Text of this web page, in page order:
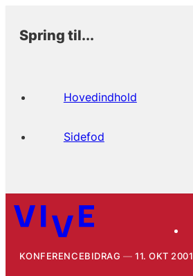
Spring til...
Hovedindhold
Sidefod
KONFERENCEBIDRAG 11. OKT 2001